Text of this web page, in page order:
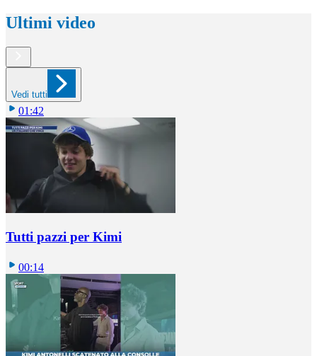
Ultimi video
Vedi tutti
01:42
Tutti pazzi per Kimi
00:14